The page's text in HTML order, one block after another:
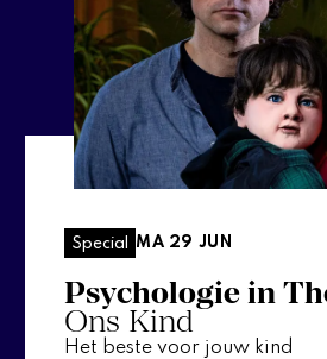
Special MA 29 JUN
Psychologie in
Ons Kind
Het beste voor jouw kind